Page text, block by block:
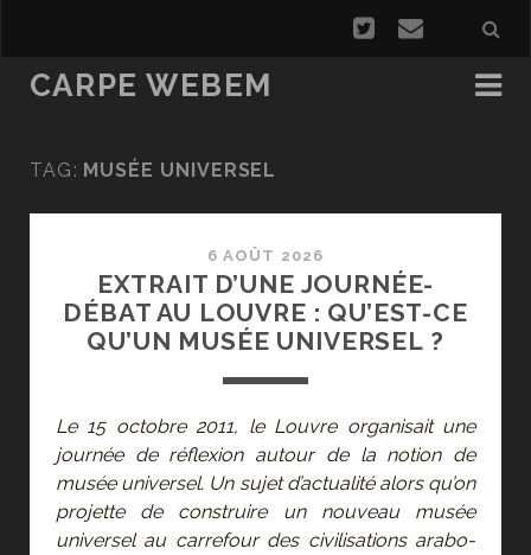
CARPE WEBEM
TAG: MUSÉE UNIVERSEL
6 AOÛT 2026
EXTRAIT D’UNE JOURNÉE-
DÉBAT AU LOUVRE : QU’EST-CE
QU’UN MUSÉE UNIVERSEL ?
Le 15 octobre 2011, le Louvre organisait une
journée de réflexion autour de la notion de
musée universel. Un sujet d’actualité alors qu’on
projette de construire un nouveau musée
universel au carrefour des civilisations arabo-